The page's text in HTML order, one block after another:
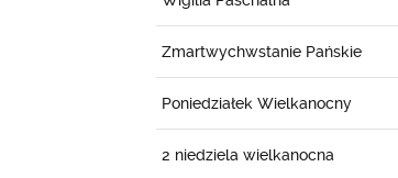
Zmartwychwstanie Pańskie
Poniedziałek Wielkanocny
2 niedziela wielkanocna